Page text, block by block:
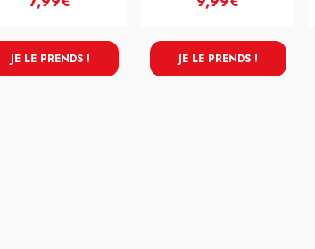
JE LE PRENDS ! JE LE PRENDS !